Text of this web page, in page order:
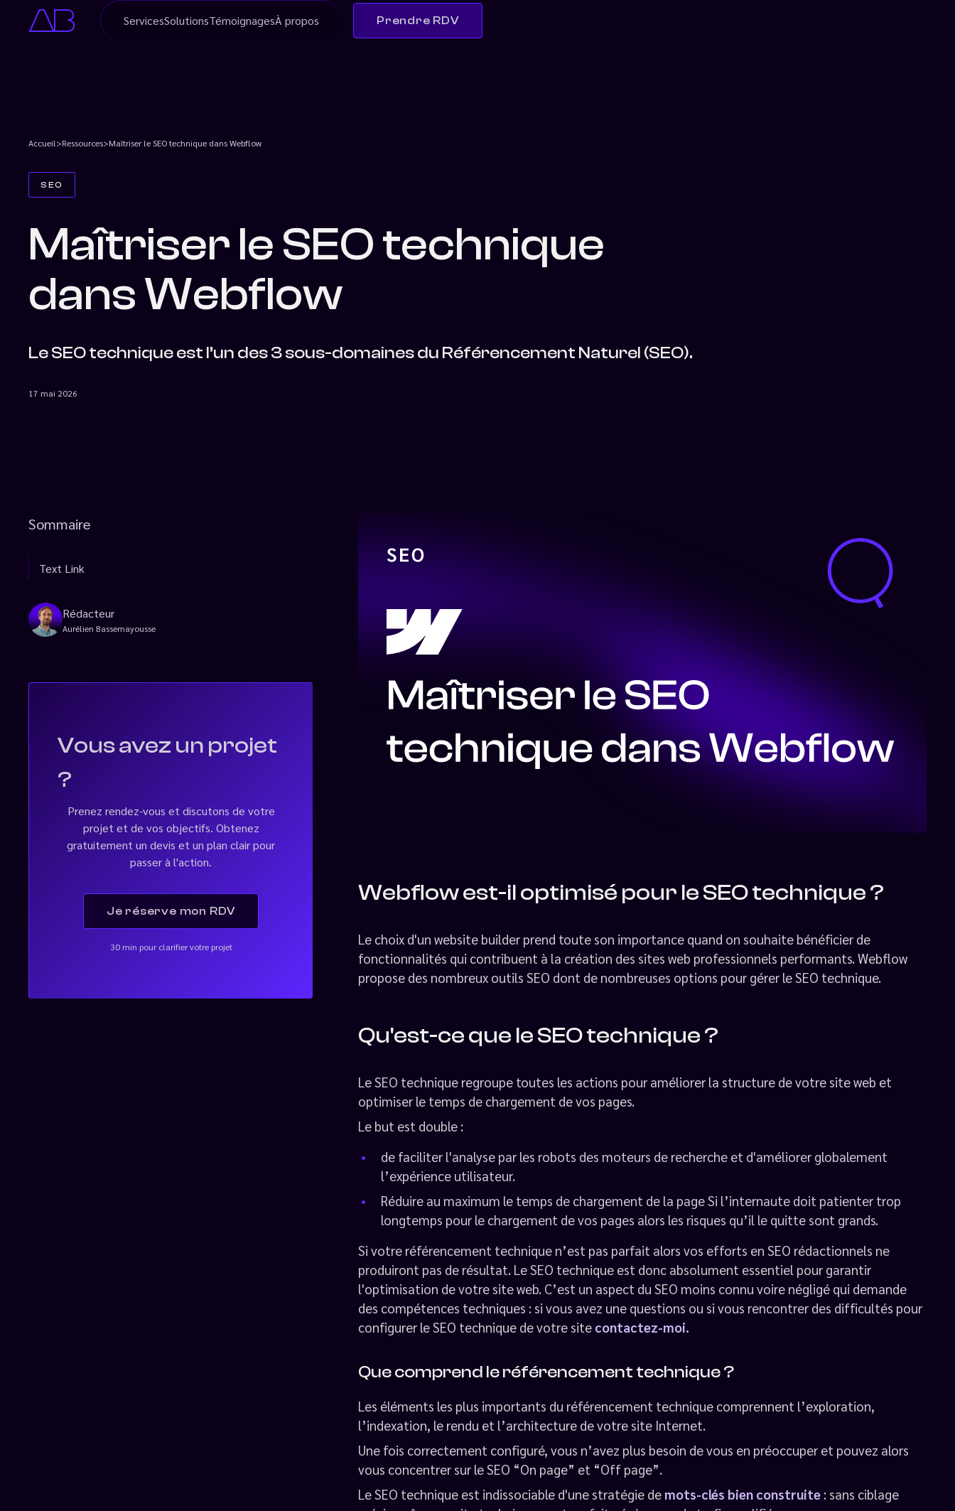
ServicesSolutionsTémoignagesÀ propos Prendre RDV
Accueil>Ressources>Maîtriser le SEO technique dans Webflow
SEO
Maîtriser le SEO technique
dans Webflow
Le SEO technique est l’un des 3 sous-domaines du Référencement Naturel (SEO).
17 mai 2026
Sommaire
Text Link
Rédacteur
Aurélien Bassemayousse
Vous avez un projet
?
Prenez rendez-vous et discutons de votre
projet et de vos objectifs. Obtenez
gratuitement un devis et un plan clair pour
passer à l'action.
Je réserve mon RDV
30 min pour clarifier votre projet
Webflow est-il optimisé pour le SEO technique ?
Le choix d'un website builder prend toute son importance quand on souhaite bénéficier de
fonctionnalités qui contribuent à la création des sites web professionnels performants. Webflow
propose des nombreux outils SEO dont de nombreuses options pour gérer le SEO technique.
Qu'est-ce que le SEO technique ?
Le SEO technique regroupe toutes les actions pour améliorer la structure de votre site web et
optimiser le temps de chargement de vos pages.
Le but est double :
de faciliter l'analyse par les robots des moteurs de recherche et d'améliorer globalement
l’expérience utilisateur.
Réduire au maximum le temps de chargement de la page Si l’internaute doit patienter trop
longtemps pour le chargement de vos pages alors les risques qu’il le quitte sont grands.
Si votre référencement technique n’est pas parfait alors vos efforts en SEO rédactionnels ne
produiront pas de résultat. Le SEO technique est donc absolument essentiel pour garantir
l'optimisation de votre site web. C’est un aspect du SEO moins connu voire négligé qui demande
des compétences techniques : si vous avez une questions ou si vous rencontrer des difficultés pour
configurer le SEO technique de votre site contactez-moi.
Que comprend le référencement technique ?
Les éléments les plus importants du référencement technique comprennent l’exploration,
l’indexation, le rendu et l’architecture de votre site Internet.
Une fois correctement configuré, vous n’avez plus besoin de vous en préoccuper et pouvez alors
vous concentrer sur le SEO “On page” et “Off page”.
Le SEO technique est indissociable d'une stratégie de mots-clés bien construite : sans ciblage